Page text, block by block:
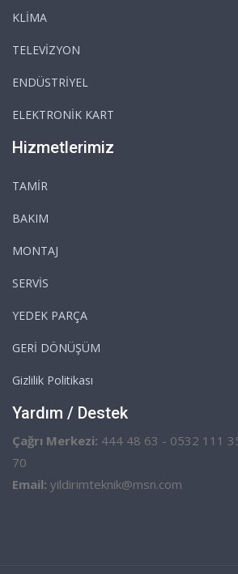
KLİMA
TELEVİZYON
ENDÜSTRİYEL
ELEKTRONİK KART
Hizmetlerimiz
TAMİR
BAKIM
MONTAJ
SERVİS
YEDEK PARÇA
GERİ DÖNÜŞÜM
Gizlilik Politikası
Yardım / Destek
Çağrı Merkezi: 444 48 63 - 0532 111
70
Email: yildirimteknik@msn.com